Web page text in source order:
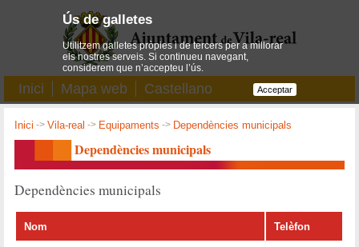
Inici Mapa web Castellano
Inici ->Vila-real -> Equipaments -> Dependències municipals
Dependències municipals
Dependències municipals
Nom Telèfon
Ús de galletes
Utilitzem galletes pròpies i de tercers per a millorar
els nostres serveis. Si continueu navegant,
considerem que n’accepteu l’ús.
Acceptar